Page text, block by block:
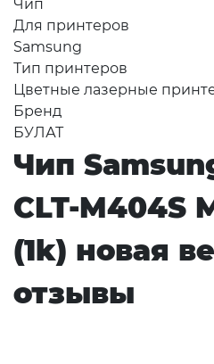
Чип
Для принтеров
Samsung
Тип принтеров
Цветные лазерные
Бренд
БУЛАТ
Чип
CLT-M404S
(1k) новая
отзывы